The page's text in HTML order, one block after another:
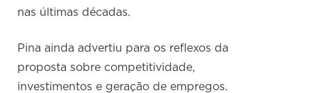
nas últimas décadas.
Pina ainda advertiu para os reflexos da
proposta sobre competitividade,
investimentos e geração de empregos.